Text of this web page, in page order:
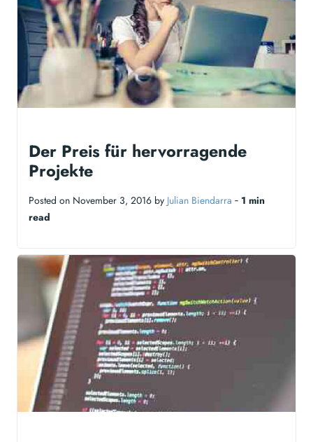
Der Preis für hervorragende
Projekte
Posted on November 3, 2016 by Julian Biendarra ‐ 1 min
read